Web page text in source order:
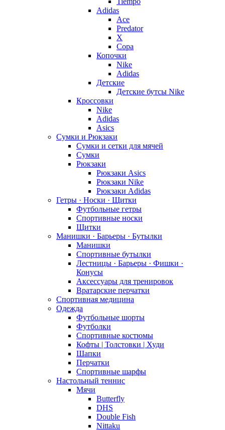
Adidas
Ace
Predator
X
Copa
Копочки
Nike
Adidas
Детские
Детские бутсы Nike
Кроссовки
Nike
Adidas
Asics
Сумки и Рюкзаки
Сумки и сетки для мячей
Сумки
Рюкзаки
Рюкзаки Asics
Рюкзаки Nike
Рюкзаки Adidas
Гетры · Носки · Щитки
Футбольные гетры
Спортивные носки
Щитки
Манишки · Барьеры · Бутылки
Манишки
Спортивные бутылки
Лестницы · Барьеры · Фишки ·
Конусы
Аксессуары для тренировок
Вратарские перчатки
Спортивная медицина
Одежда
Футбольные шорты
Футболки
Спортивные костюмы
Кофты | Толстовки | Худи
Шапки
Перчатки
Спортивные шарфы
Настольный теннис
Мячи
Butterfly
DHS
Double Fish
Nittaku